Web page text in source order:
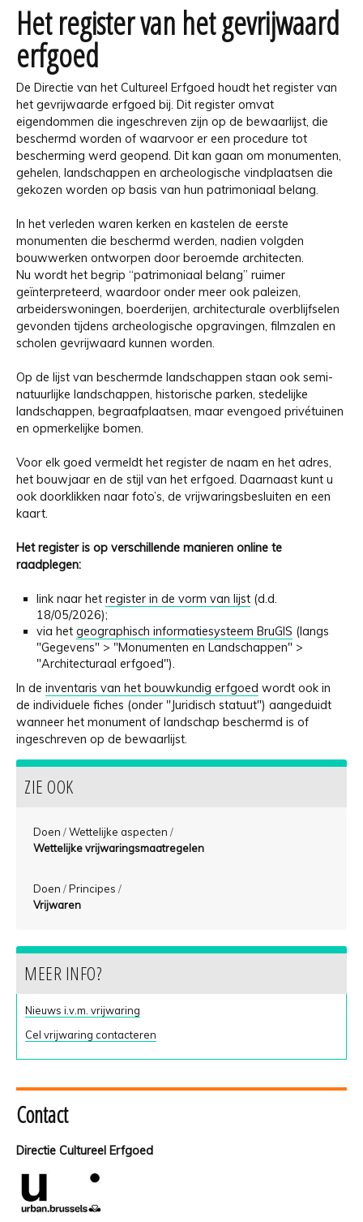
Het register van het gevrijwaard
erfgoed
De Directie van het Cultureel Erfgoed houdt het register van
het gevrijwaarde erfgoed bij. Dit register omvat
eigendommen die ingeschreven zijn op de bewaarlijst, die
beschermd worden of waarvoor er een procedure tot
bescherming werd geopend. Dit kan gaan om monumenten,
gehelen, landschappen en archeologische vindplaatsen die
gekozen worden op basis van hun patrimoniaal belang.
In het verleden waren kerken en kastelen de eerste
monumenten die beschermd werden, nadien volgden
bouwwerken ontworpen door beroemde architecten.
Nu wordt het begrip “patrimoniaal belang” ruimer
geïnterpreteerd, waardoor onder meer ook paleizen,
arbeiderswoningen, boerderijen, architecturale overblijfselen
gevonden tijdens archeologische opgravingen, filmzalen en
scholen gevrijwaard kunnen worden.
Op de lijst van beschermde landschappen staan ook semi-
natuurlijke landschappen, historische parken, stedelijke
landschappen, begraafplaatsen, maar evengoed privétuinen
en opmerkelijke bomen.
Voor elk goed vermeldt het register de naam en het adres,
het bouwjaar en de stijl van het erfgoed. Daarnaast kunt u
ook doorklikken naar foto’s, de vrijwaringsbesluiten en een
kaart.
Het register is op verschillende manieren online te
raadplegen:
link naar het register in de vorm van lijst (d.d.
18/05/2026);
via het geographisch informatiesysteem BruGIS (langs
"Gegevens" > "Monumenten en Landschappen" >
"Architecturaal erfgoed").
In de inventaris van het bouwkundig erfgoed wordt ook in
de individuele fiches (onder "Juridisch statuut") aangeduidt
wanneer het monument of landschap beschermd is of
ingeschreven op de bewaarlijst.
ZIE OOK
Doen /Wettelijke aspecten /
Wettelijke vrijwaringsmaatregelen
Doen /Principes /
Vrijwaren
MEER INFO?
Nieuws i.v.m. vrijwaring
Cel vrijwaring contacteren
Contact
Directie Cultureel Erfgoed